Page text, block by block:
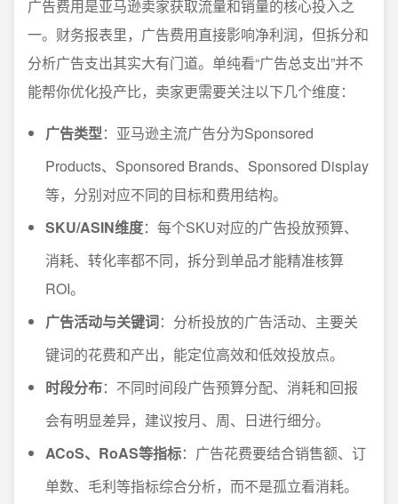
广告费用是亚马逊卖家获取流量和销量的核心投入之
一。财务报表里，广告费用直接影响净利润，但拆分和
分析广告支出其实大有门道。单纯看“广告总支出”并不
能帮你优化投产比，卖家更需要关注以下几个维度：
广告类型：亚马逊主流广告分为Sponsored
Products、Sponsored Brands、Sponsored Display
等，分别对应不同的目标和费用结构。
SKU/ASIN维度：每个SKU对应的广告投放预算、
消耗、转化率都不同，拆分到单品才能精准核算
ROI。
广告活动与关键词：分析投放的广告活动、主要关
键词的花费和产出，能定位高效和低效投放点。
时段分布：不同时间段广告预算分配、消耗和回报
会有明显差异，建议按月、周、日进行细分。
ACoS、RoAS等指标：广告花费要结合销售额、订
单数、毛利等指标综合分析，而不是孤立看消耗。